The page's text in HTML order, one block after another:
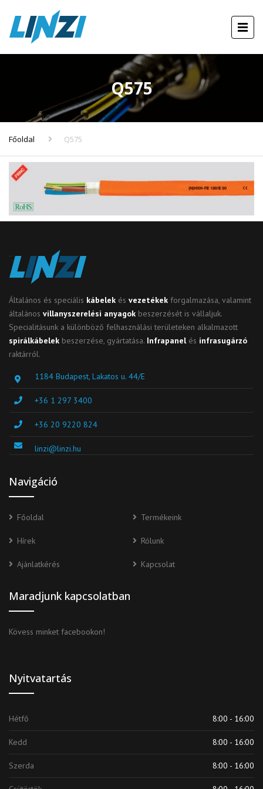
Q575
Főoldal Q575
Általános és speciális kábelek és vezetékek forgalmazása, valamint
általános villanyszerelési anyagok beszerzését is vállaljuk.
Specialitásunk a különböző felhasználási területeken alkalmazott
spirálkábelek beszerzése, gyártatása. Infrapanel és infrasugárzó
raktárról.
1184 Budapest, Lakatos u. 44/E
+36 1 297 3400
+36 20 9220 824
linzi@linzi.hu
Navigáció
Főoldal Termékeink
Hírek Rólunk
Ajánlatkérés Kapcsolat
Maradjunk kapcsolatban
Kövess minket facebookon!
Nyitvatartás
Hétfő 8:00 - 16:00
Kedd 8:00 - 16:00
Szerda 8:00 - 16:00